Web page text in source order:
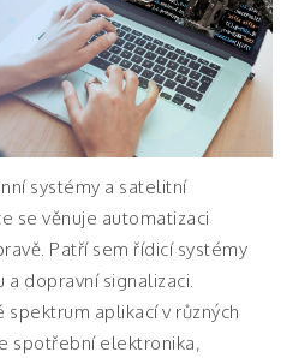
systémy a satelitní
se věnuje automatizaci
Patří sem řídicí systémy
dopravní signalizaci.
aplikací v různých
spotřební elektronika,